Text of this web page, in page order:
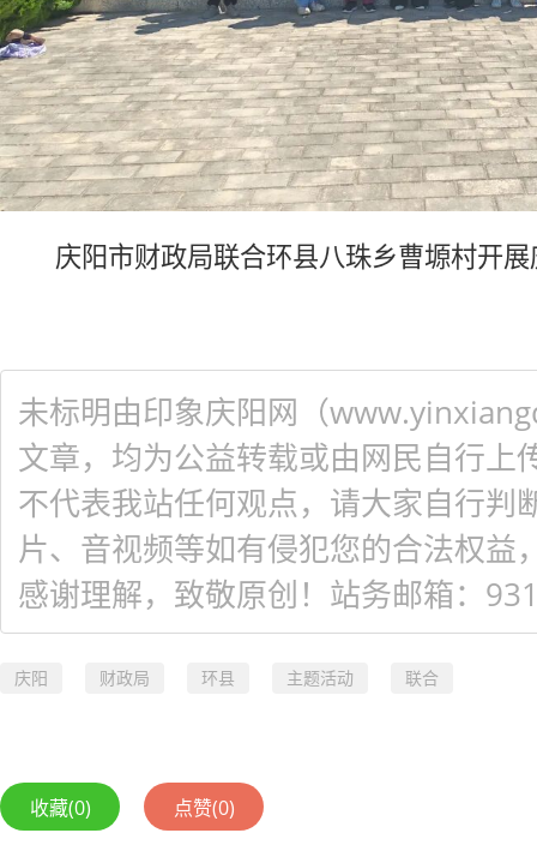
庆阳市财政局联合环县八珠乡曹塬村开
未标明由印象庆阳网（
文章，均为公益转载或由网民自行上
不代表我站任何观点，请大家自行判
片、音视频等如有侵犯您的合法权益
感谢理解，致敬原创！站务邮箱：
庆阳 财政局 环县 主题活动 联合
收藏(0) 点赞(0)